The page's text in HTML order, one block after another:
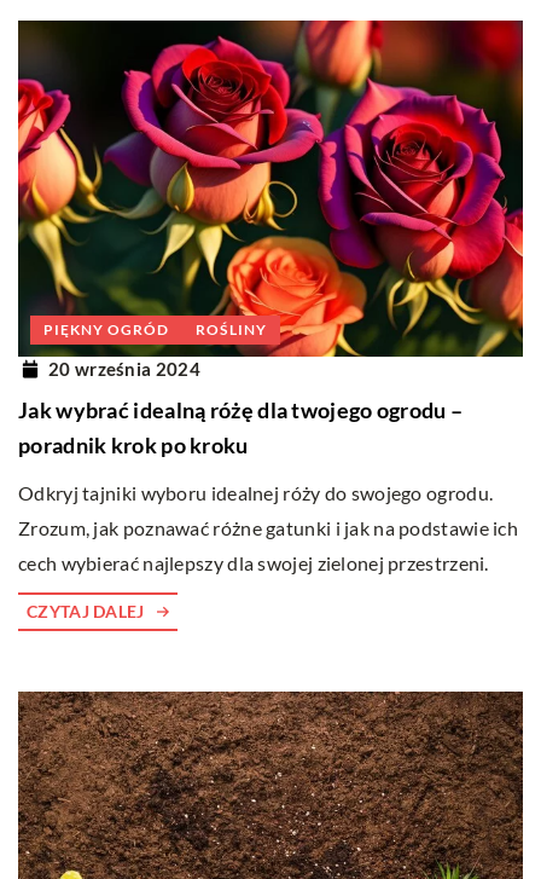
PIĘKNY OGRÓD ROŚLINY
20 września 2024
Jak wybrać idealną różę dla twojego ogrodu –
poradnik krok po kroku
Odkryj tajniki wyboru idealnej róży do swojego ogrodu.
Zrozum, jak poznawać różne gatunki i jak na podstawie ich
cech wybierać najlepszy dla swojej zielonej przestrzeni.
CZYTAJ DALEJ